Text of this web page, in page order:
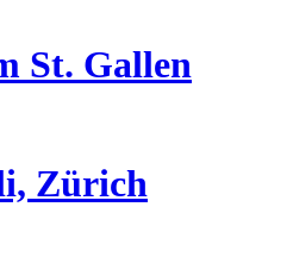
St. Gallen
Zürich